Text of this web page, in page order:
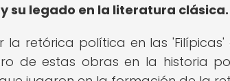
su legado en la literatura clásica.
la retórica política en las
de estas obras en la historia